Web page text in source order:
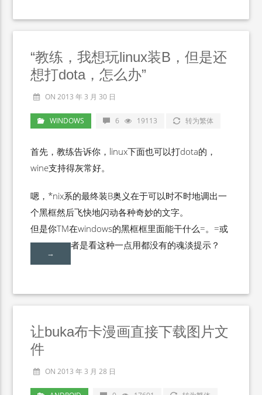
“教练，我想玩linux装B，但是还
想打dota，怎么办”
ON 2013 年 3 月 30 日
WINDOWS 6 19113 转为繁体
首先，教练告诉你，linux下面也可以打dota的，
wine支持得灰常好。
嗯，*nix系的最终装B奥义在于可以时不时地调出一
个黑框然后飞快地闪动各种奇妙的文字。
但是你TM在windows的黑框框里面能干什么=。=或
者是看这种一点用都没有的魂淡提示？
→
让buka布卡漫画直接下载图片文
件
ON 2013 年 3 月 28 日